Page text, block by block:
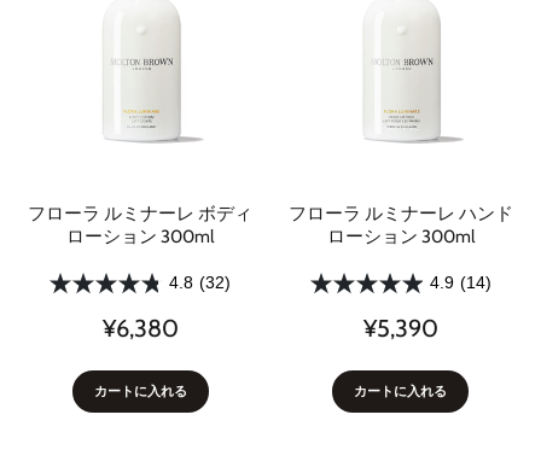
フローラ ルミナーレ ボディ
ローション 300ml
4.8 (32)
¥6,380
カートに入れる
フローラ ルミナーレ ハンド
ローション 300ml
4.9 (14)
¥5,390
カートに入れる